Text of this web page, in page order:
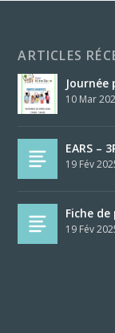
ARTICLES
10 Mar
EARS –
19 Fév
Fiche
19 Fév